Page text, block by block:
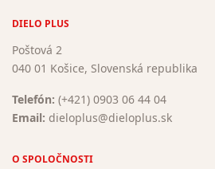
DIELO PLUS
Poštová 2
040 01 Košice, Slovenská republika
Telefón: (+421) 0903 06 44 04
Email: dieloplus@dieloplus.sk
O SPOLOČNOSTI